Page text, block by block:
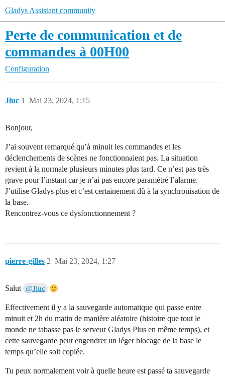
Gladys Assistant community
Perte de communication et de
commandes à 00H00
Configuration
Jluc Mai 23, 2024, 1:15
1
Bonjour,
J’ai souvent remarqué qu’à minuit les commandes et les
déclenchements de scènes ne fonctionnaient pas. La situation
revient à la normale plusieurs minutes plus tard. Ce n’est pas très
grave pour l’instant car je n’ai pas encore paramétré l’alarme.
J’utilise Gladys plus et c’est certainement dû à la synchronisation de
la base.
Rencontrez-vous ce dysfonctionnement ?
pierre-gilles Mai 23, 2024, 1:27
2
Salut @Jluc
Effectivement il y a la sauvegarde automatique qui passe entre
minuit et 2h du matin de manière aléatoire (histoire que tout le
monde ne tabasse pas le serveur Gladys Plus en même temps), et
cette sauvegarde peut engendrer un léger blocage de la base le
temps qu’elle soit copiée.
Tu peux normalement voir à quelle heure est passé ta sauvegarde